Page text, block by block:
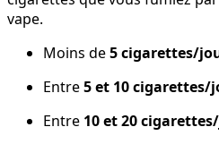
vape.
Moins de5 cigarettes/
Entre5 et 10 cigarettes/
Entre 10 et 20